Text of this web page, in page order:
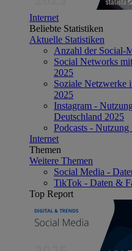
Internet
Beliebte Statistiken
Aktuelle Statistiken
Anzahl der Social-
Social Networks
2025
Soziale Netzwerke
2025
Instagram -
Deutschland 2025
Podcasts -
Internet
Themen
Weitere Themen
Social Media -
TikTok - Daten &
Top Report